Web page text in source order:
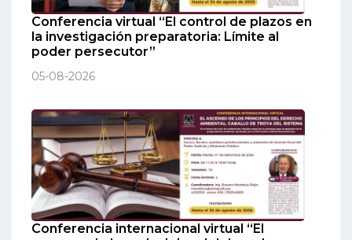
Conferencia virtual “El control de plazos en
la investigación preparatoria: Límite al
poder persecutor”
05-08-2026
Conferencia internacional virtual “El